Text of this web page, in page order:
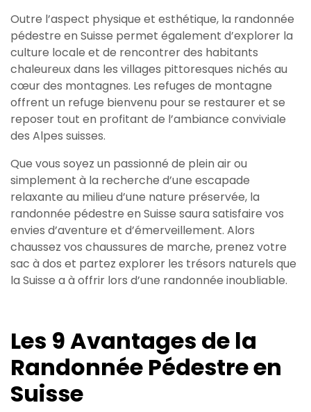
Outre l’aspect physique et esthétique, la randonnée
pédestre en Suisse permet également d’explorer la
culture locale et de rencontrer des habitants
chaleureux dans les villages pittoresques nichés au
cœur des montagnes. Les refuges de montagne
offrent un refuge bienvenu pour se restaurer et se
reposer tout en profitant de l’ambiance conviviale
des Alpes suisses.
Que vous soyez un passionné de plein air ou
simplement à la recherche d’une escapade
relaxante au milieu d’une nature préservée, la
randonnée pédestre en Suisse saura satisfaire vos
envies d’aventure et d’émerveillement. Alors
chaussez vos chaussures de marche, prenez votre
sac à dos et partez explorer les trésors naturels que
la Suisse a à offrir lors d’une randonnée inoubliable.
Les 9 Avantages de la
Randonnée Pédestre en
Suisse